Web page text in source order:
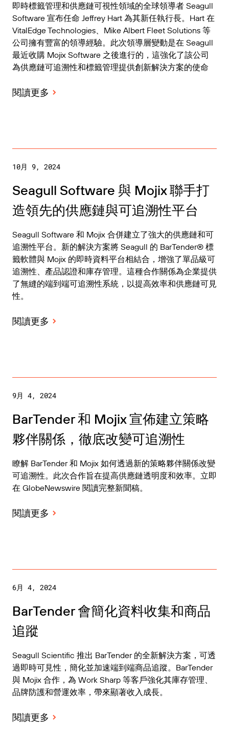
即時標籤管理和供應鏈可視性領域的全球領導者 Seagull
Software 宣布任命 Jeffrey Hart 為其新任執行長。Hart 在
VitalEdge Technologies、Mike Albert Fleet Solutions 等
公司擁有豐富的領導經驗。此次領導層變動是在 Seagull
最近收購 Mojix Software 之後進行的，這強化了該公司
為供應鏈可追溯性和標籤管理提供創新解決方案的使命
閱讀更多
10月 9, 2024
Seagull Software 與 Mojix 聯手打
造領先的供應鏈與可追溯性平台
Seagull Software 和 Mojix 合併建立了強大的供應鏈和可
追溯性平台。新的解決方案將 Seagull 的 BarTender® 標
籤軟體與 Mojix 的即時資料平台相結合，增強了單品級可
追溯性、產品認證和庫存管理。這種合作關係為企業提供
了無縫的端到端可追溯性系統，以提高效率和供應鏈可見
性。
閱讀更多
9月 4, 2024
BarTender 和 Mojix 宣佈建立策略
夥伴關係，徹底改變可追溯性
瞭解 BarTender 和 Mojix 如何透過新的策略夥伴關係改變
可追溯性。此次合作旨在提高供應鏈透明度和效率。立即
在 GlobeNewswire 閱讀完整新聞稿。
閱讀更多
6月 4, 2024
BarTender 會簡化資料收集和商品
追蹤
Seagull Scientific 推出 BarTender 的全新解決方案，可透
過即時可見性，簡化並加速端到端商品追蹤。BarTender
與 Mojix 合作，為 Work Sharp 等客戶強化其庫存管理、
品牌防護和營運效率，帶來顯著收入成長。
閱讀更多